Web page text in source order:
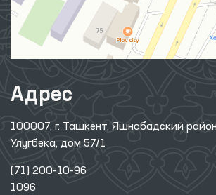
Адрес
100007, г. Ташкент, Яшнабадский
Улугбека, дом 57/1
(71) 200-10-96
1096